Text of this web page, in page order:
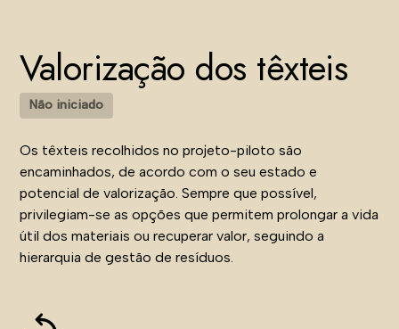
Valorização dos têxteis
Não iniciado
Os têxteis recolhidos no projeto-piloto são
encaminhados, de acordo com o seu estado e
potencial de valorização. Sempre que possível,
privilegiam-se as opções que permitem prolongar a vida
útil dos materiais ou recuperar valor, seguindo a
hierarquia de gestão de resíduos.